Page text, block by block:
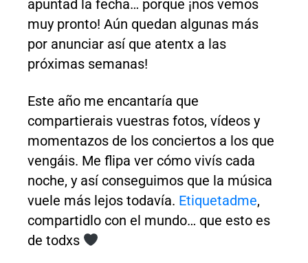
apuntad la fecha… porque ¡nos vemos
muy pronto! Aún quedan algunas más
por anunciar así que atentx a las
próximas semanas!
Este año me encantaría que
compartierais vuestras fotos, vídeos y
momentazos de los conciertos a los que
vengáis. Me flipa ver cómo vivís cada
noche, y así conseguimos que la música
vuele más lejos todavía. Etiquetadme,
compartidlo con el mundo… que esto es
de todxs